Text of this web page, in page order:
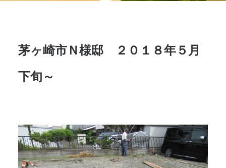
茅ヶ崎市Ｎ様邸 ２０１８年５月
下旬～